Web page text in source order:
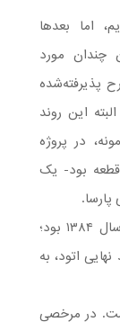
اما بعدها
مورد
پذیرفته‌شده
این روند
در پروژه
بود- یک
شروع رسمی کار سال ۱۳۸۴ بود؛
اتود، به
در مرخصی